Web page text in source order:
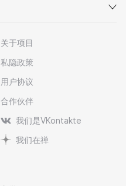
关于项目
私隐政策
用户协议
合作伙伴
我们是VKontakte
我们在禅